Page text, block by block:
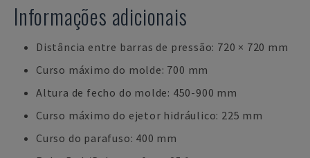
Informações adicionais
Distância entre barras de pressão: 720 × 720 mm
Curso máximo do molde: 700 mm
Altura de fecho do molde: 450-900 mm
Curso máximo do ejetor hidráulico: 225 mm
Curso do parafuso: 400 mm